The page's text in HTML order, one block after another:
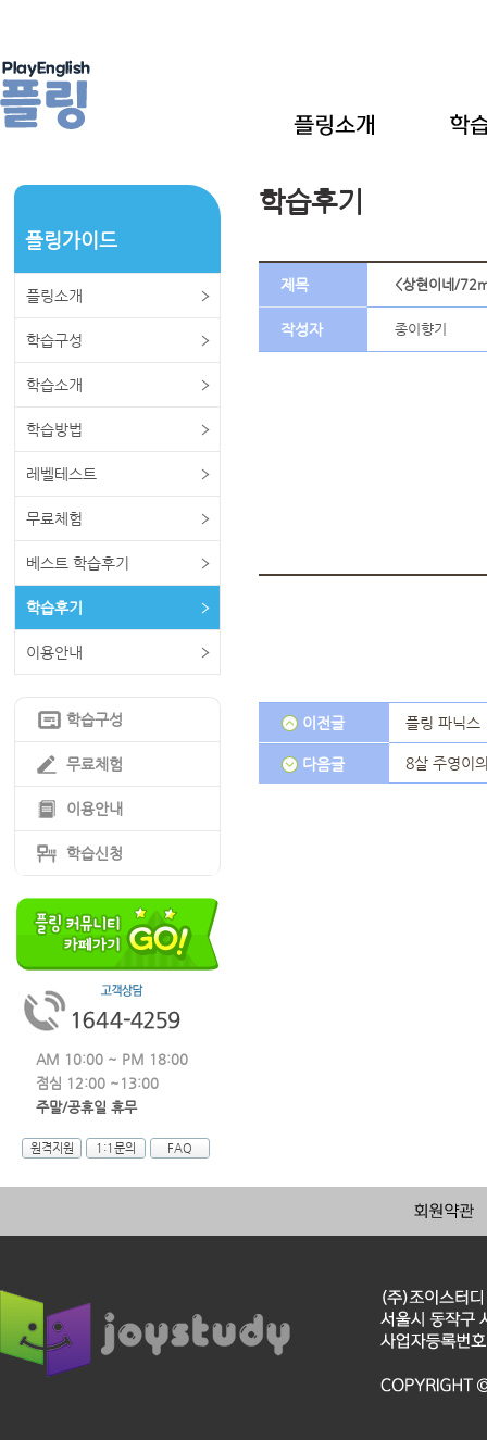
플링가이드
플링소개
학습구성
학습소개
학습방법
레벨테스트
무료체험
베스트 학습후기
학습후기
이용안내
학습구성
무료체험
이용안내
학습신청
AM 10:00 ~ PM 18:00
점심 12:00 ~13:00
주말/공휴일 휴무
원격지원 1:1문의 FAQ
학습후기
제목 <상현이네/
작성자 종이향기
이전글 플링 파닉스
다음글 8살 주영이